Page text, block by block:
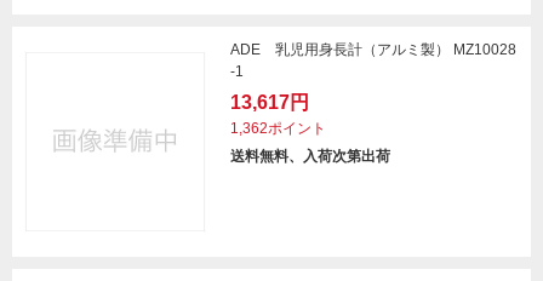
ADE 乳児用身長計（アルミ製） MZ10028
-1
13,617円
1,362ポイント
送料無料、入荷次第出荷